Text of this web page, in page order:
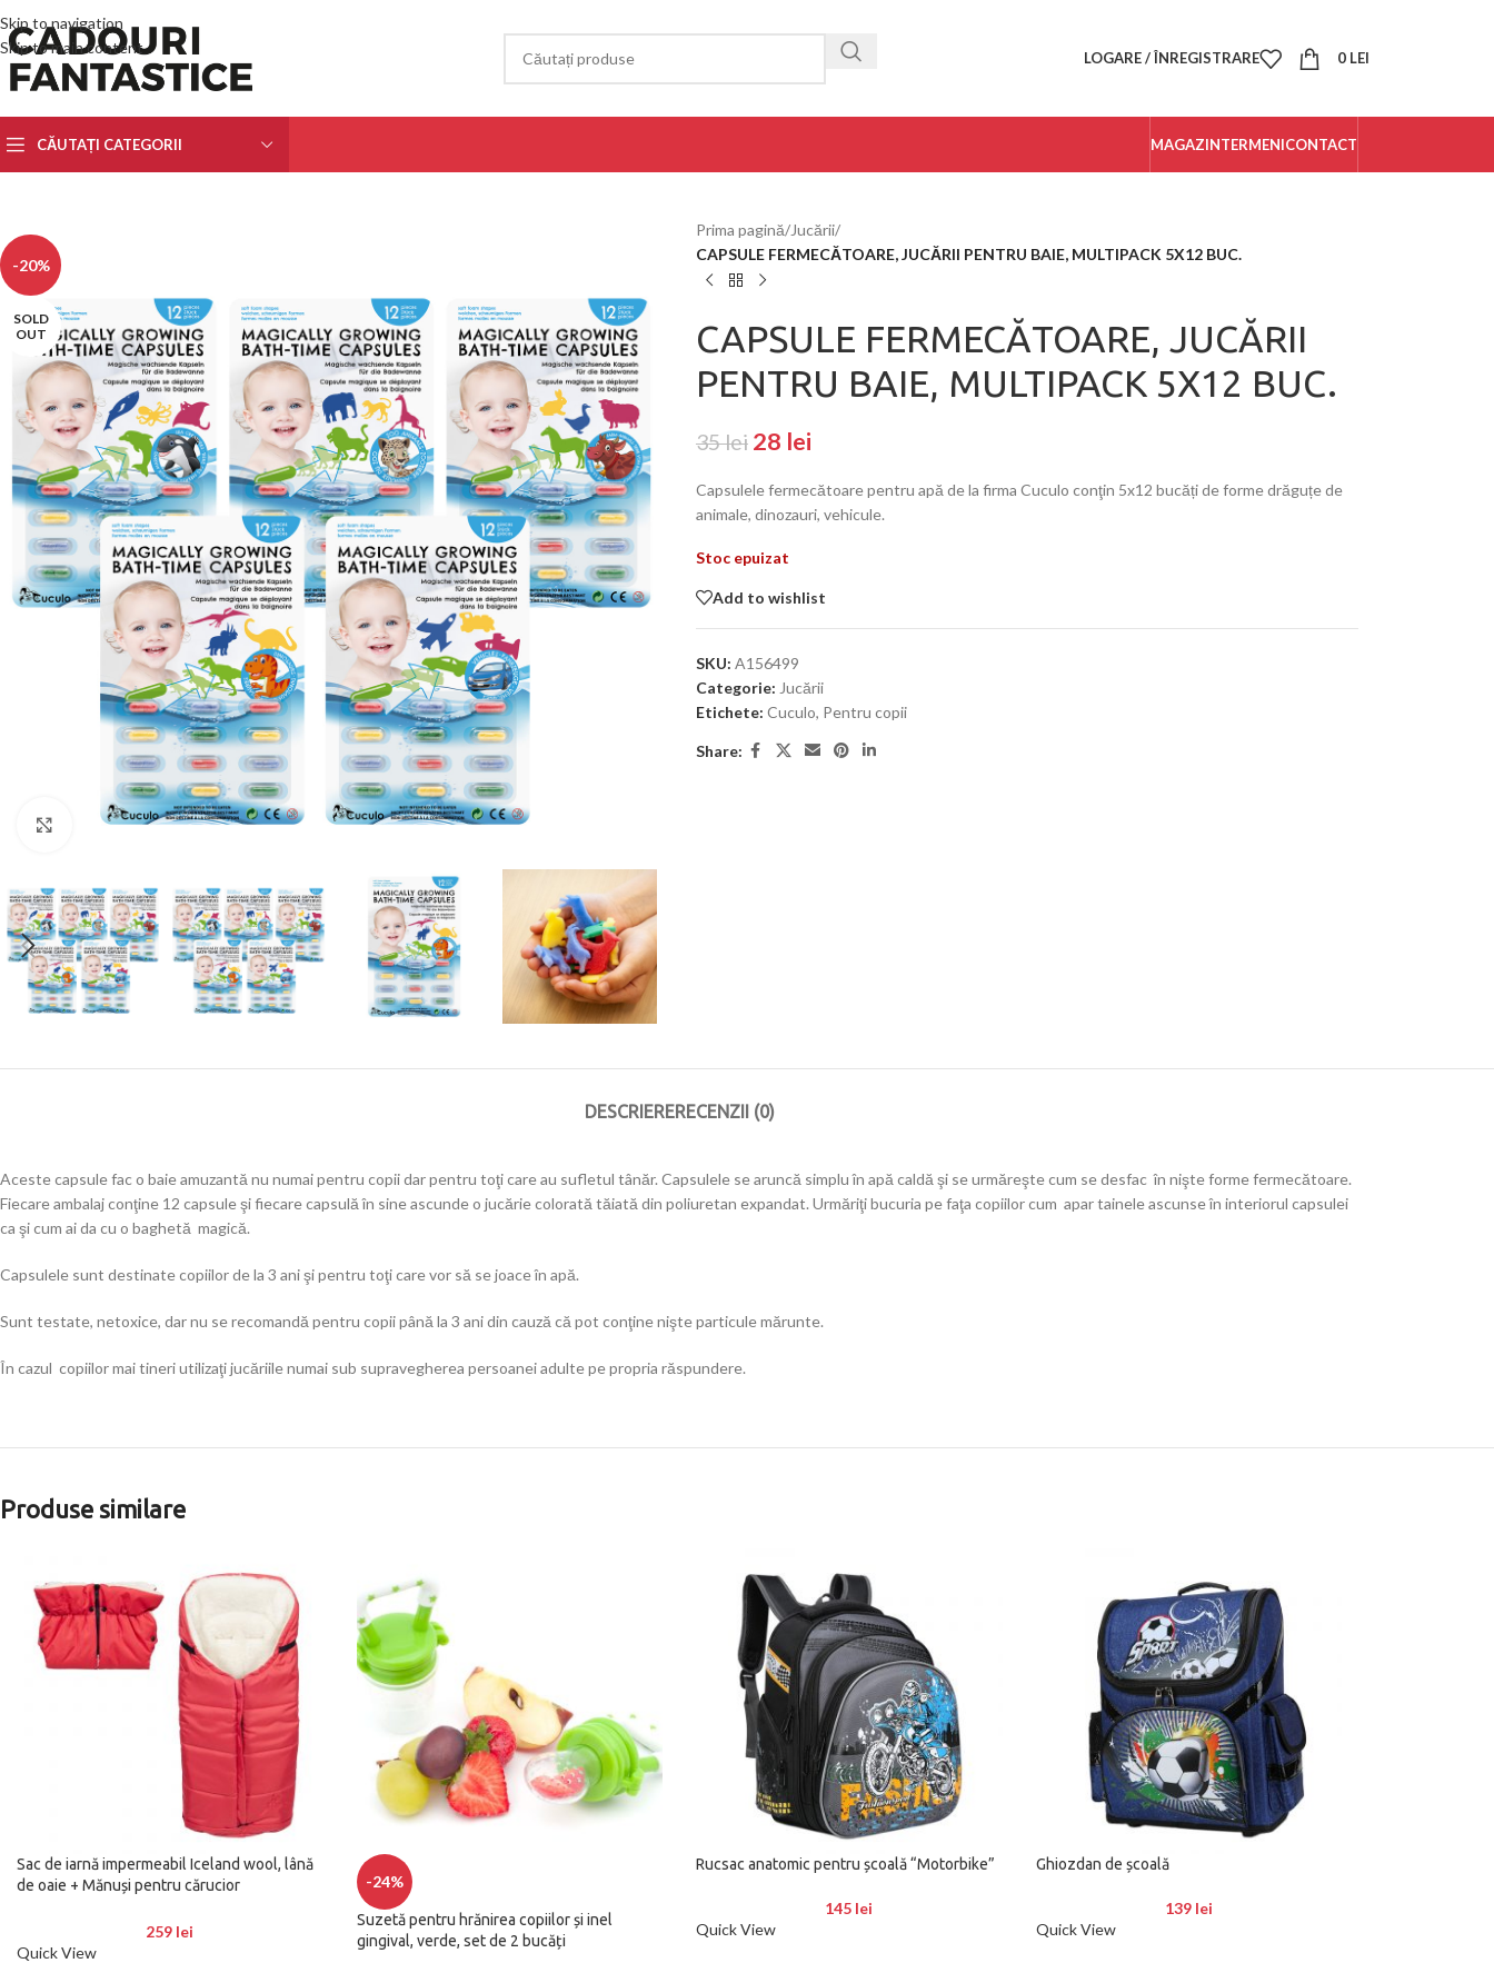
Skip to navigation
Skip to main content
LOGARE / ÎNREGISTRARE 0 LEI
CĂUTAȚI CATEGORII MAGAZINTERMENICONTACT
-20%
SOLD
OUT
Click to enlarge
Prima pagină/Jucării/
CAPSULE FERMECĂTOARE, JUCĂRII PENTRU BAIE, MULTIPACK 5X12 BUC.
CAPSULE FERMECĂTOARE, JUCĂRII
PENTRU BAIE, MULTIPACK 5X12 BUC.
35lei 28 lei
Capsulele fermecătoare pentru apă de la firma Cuculo conţin 5x12 bucăți de forme drăguțe de
animale, dinozauri, vehicule.
Stoc epuizat
Add to wishlist
SKU: A156499
Categorie: Jucării
Etichete: Cuculo, Pentru copii
Share:
DESCRIERERECENZII (0)
Aceste capsule fac o baie amuzantă nu numai pentru copii dar pentru toţi care au sufletul tânăr. Capsulele se aruncă simplu în apă caldă şi se urmăreşte cum se desfac în nişte forme fermecătoare.
Fiecare ambalaj conţine 12 capsule şi fiecare capsulă în sine ascunde o jucărie colorată tăiată din poliuretan expandat. Urmăriţi bucuria pe faţa copiilor cum apar tainele ascunse în interiorul capsulei
ca şi cum ai da cu o baghetă magică.
Capsulele sunt destinate copiilor de la 3 ani şi pentru toţi care vor să se joace în apă.
Sunt testate, netoxice, dar nu se recomandă pentru copii până la 3 ani din cauză că pot conţine nişte particule mărunte.
În cazul copiilor mai tineri utilizaţi jucăriile numai sub supravegherea persoanei adulte pe propria răspundere.
Produse similare
Sac de iarnă impermeabil Iceland wool, lână
de oaie + Mănuși pentru cărucior
259 lei
Quick View
-24%
Suzetă pentru hrănirea copiilor și inel
gingival, verde, set de 2 bucăți
Rucsac anatomic pentru școală “Motorbike”
145 lei
Quick View
Ghiozdan de școală
139 lei
Quick View